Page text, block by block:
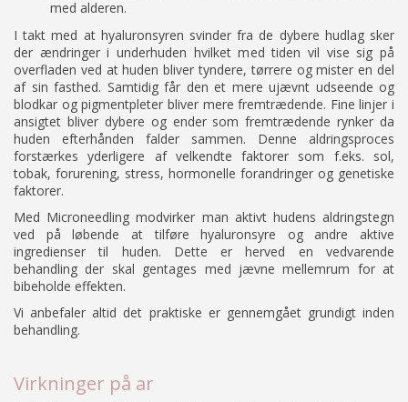
med alderen.
I takt med at hyaluronsyren svinder fra de dybere hudlag sker
der ændringer i underhuden hvilket med tiden vil vise sig på
overfladen ved at huden bliver tyndere, tørrere og mister en del
af sin fasthed. Samtidig får den et mere ujævnt udseende og
blodkar og pigmentpleter bliver mere fremtrædende. Fine linjer i
ansigtet bliver dybere og ender som fremtrædende rynker da
huden efterhånden falder sammen. Denne aldringsproces
forstærkes yderligere af velkendte faktorer som f.eks. sol,
tobak, forurening, stress, hormonelle forandringer og genetiske
faktorer.
Med Microneedling modvirker man aktivt hudens aldringstegn
ved på løbende at tilføre hyaluronsyre og andre aktive
ingredienser til huden. Dette er herved en vedvarende
behandling der skal gentages med jævne mellemrum for at
bibeholde effekten.
Vi anbefaler altid det praktiske er gennemgået grundigt inden
behandling.
Virkninger på ar